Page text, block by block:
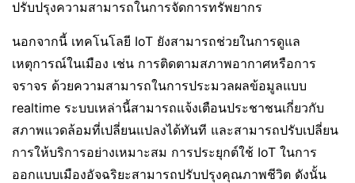
ปรับปรุงความสามารถในการจัดการทรัพยากร
นอกจากนี้ เทคโนโลยี IoT ยังสามารถช่วยในการดูแล
เหตุการณ์ในเมือง เช่น การติดตามสภาพอากาศหรือการ
จราจร ด้วยความสามารถในการประมวลผลข้อมูลแบบ
realtime ระบบเหล่านี้สามารถแจ้งเตือนประชาชนเกี่ยวกับ
สภาพแวดล้อมที่เปลี่ยนแปลงได้ทันที และสามารถปรับเปลี่ยน
การให้บริการอย่างเหมาะสม การประยุกต์ใช้ IoT ในการ
ออกแบบเมืองอัจฉริยะสามารถปรับปรุงคุณภาพชีวิต ดังนั้น